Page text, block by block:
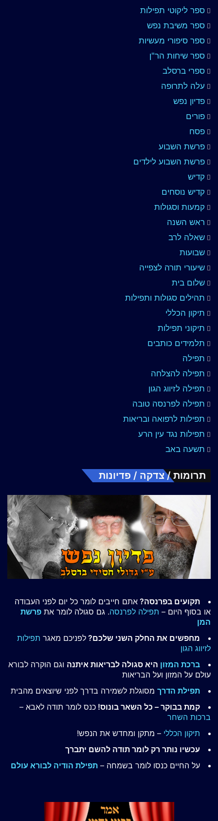
ספר ליקוטי תפילות
ספר משיבת נפש
ספר סיפורי מעשיות
ספר שיחות הר"ן
ספרי ברסלב
עלה לתרופה
פדיון נפש
פורים
פסח
פרשת השבוע
פרשת השבוע לילדים
קדיש
קדיש נוסחים
קמעות וסגולות
ראש השנה
שאלה לרב
שבועות
שיעורי תורה לצפייה
שלום בית
תהילים סגולות ותפילות
תיקון הכללי
תיקוני תפילות
תלמידים כותבים
תפילה
תפילה להצלחה
תפילה לזיווג הגון
תפילה לפרנסה טובה
תפילות לרפואה ובריאות
תפילות נגד עין הרע
תשעה באב
תרומות / צדקה / פדיונות
תקועים בפרנסה? אתם חייבים לומר כל יום לפני העבודה
או בסוף היום – תפילה לפרנסה. גם סגולה לומר את פרשת
המן
מחפשים את החלק השני שלכם? לפניכם מאגר תפילות
לזיווג הגון
ברכת המזון היא סגולה לבריאות איתנה וגם הוקרה לבורא
עולם על המזון ועל הבריאות
תפילת הדרך מסוגלת לשמירה בדרך לפני שיוצאים מהבית
קמת בבוקר – כל השאר בונוס! כנס לומר תודה לאבא –
ברכות השחר
תיקון הכללי – מתקן ומחדש את הנפש!
עכשיו נותר רק לומר תודה להשם יתברך
על החיים כנסו לומר בשמחה – תפילת הודיה לבורא עולם